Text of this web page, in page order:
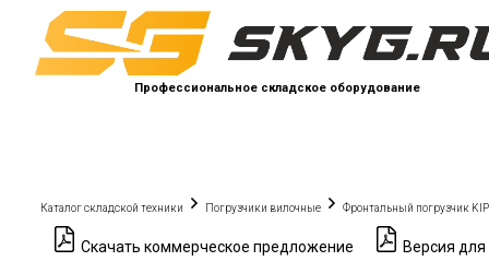
Профессиональное складское оборудование
Каталог складской техники Погрузчики вилочные Фронтальный погрузчик
Скачать коммерческое предложение Версия